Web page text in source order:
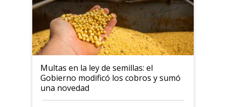
Multas en la ley de semillas: el
Gobierno modificó los cobros y sumó
una novedad